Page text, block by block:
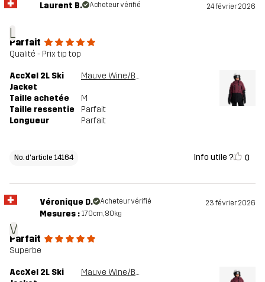
L
Laurent B. Acheteur vérifié 24 février 2026
Parfait
Qualité - Prix tip top
AccXel 2L Ski
Jacket
Mauve Wine/Black
Taille achetée
M
Taille ressentie
Parfait
Longueur
Parfait
No. d'article 14164 Info utile ? 0
V
Véronique D. Acheteur vérifié 23 février 2026
Mesures : 170cm, 80kg
Parfait
Superbe
AccXel 2L Ski
Mauve Wine/Black